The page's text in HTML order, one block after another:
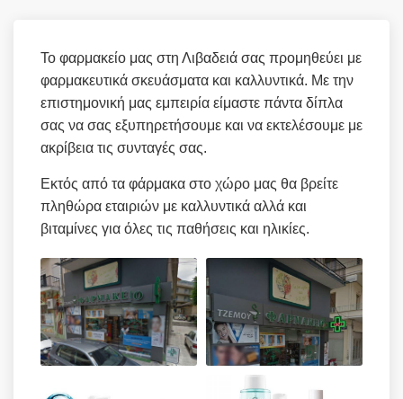
Το φαρμακείο μας στη Λιβαδειά σας προμηθεύει με
φαρμακευτικά σκευάσματα και καλλυντικά. Με την
επιστημονική μας εμπειρία είμαστε πάντα δίπλα
σας να σας εξυπηρετήσουμε και να εκτελέσουμε με
ακρίβεια τις συνταγές σας.
Εκτός από τα φάρμακα στο χώρο μας θα βρείτε
πληθώρα εταιριών με καλλυντικά αλλά και
βιταμίνες για όλες τις παθήσεις και ηλικίες.